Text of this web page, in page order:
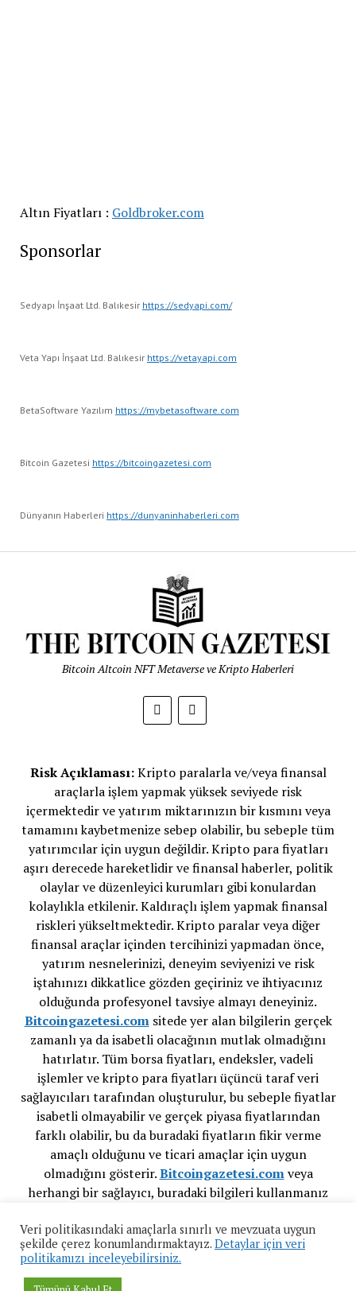
Altın Fiyatları : Goldbroker.com
Sponsorlar
Sedyapı İnşaat Ltd. Balıkesir https://sedyapi.com/
Veta Yapı İnşaat Ltd. Balıkesir https://vetayapi.com
BetaSoftware Yazılım https://mybetasoftware.com
Bitcoin Gazetesi https://bitcoingazetesi.com
Dünyanın Haberleri https://dunyaninhaberleri.com
Bitcoin Altcoin NFT Metaverse ve Kripto Haberleri
Risk Açıklaması:Kripto paralarla ve/veya finansal
araçlarla işlem yapmak yüksek seviyede risk
içermektedir ve yatırım miktarınızın bir kısmını veya
tamamını kaybetmenize sebep olabilir, bu sebeple tüm
yatırımcılar için uygun değildir. Kripto para fiyatları
aşırı derecede hareketlidir ve finansal haberler, politik
olaylar ve düzenleyici kurumları gibi konulardan
kolaylıkla etkilenir. Kaldıraçlı işlem yapmak finansal
riskleri yükseltmektedir. Kripto paralar veya diğer
finansal araçlar içinden tercihinizi yapmadan önce,
yatırım nesnelerinizi, deneyim seviyenizi ve risk
iştahınızı dikkatlice gözden geçiriniz ve ihtiyacınız
olduğunda profesyonel tavsiye almayı deneyiniz.
Bitcoingazetesi.comsitede yer alan bilgilerin gerçek
zamanlı ya da isabetli olacağının mutlak olmadığını
hatırlatır. Tüm borsa fiyatları, endeksler, vadeli
işlemler ve kripto para fiyatları üçüncü taraf veri
sağlayıcıları tarafından oluşturulur, bu sebeple fiyatlar
isabetli olmayabilir ve gerçek piyasa fiyatlarından
farklı olabilir, bu da buradaki fiyatların fikir verme
amaçlı olduğunu ve ticari amaçlar için uygun
olmadığını gösterir.Bitcoingazetesi.comveya
herhangi bir sağlayıcı, buradaki bilgileri kullanmanız
sorumluluk taşımamaktadır.
Veri politikasındaki amaçlarla sınırlı ve mevzuata uygun
şekilde çerez konumlandırmaktayız. Detaylar için veri
politikamızı inceleyebilirsiniz.